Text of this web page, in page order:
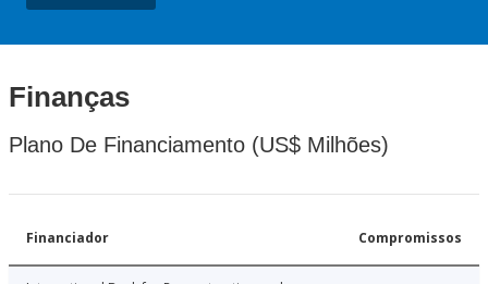
Finanças
Plano De Financiamento (US$ Milhões)
Financiador Compromissos